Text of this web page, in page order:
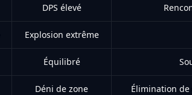
DPS élevé
Explosion extrême
Équilibré
Déni de zone Élimination de